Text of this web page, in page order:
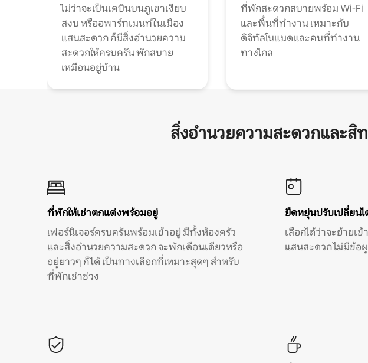
ไม่ว่าจะเป็นเคบินบนภูเขาเงียบ
สงบ หรืออพาร์ทเมนท์ในเมือง
แสนสะดวก ก็มีสิ่งอำนวยความ
สะดวกให้ครบครัน พักสบาย
เหมือนอยู่บ้าน
ที่พักสะดวกสบายพร้อม Wi-Fi
และพื้นที่ทำงาน เหมาะกับ
ดิจิทัลโนแมดและคนที่ทำงาน
ทางไกล
สิ่งอำนวยความสะดวกและสิ
ที่พักให้เช่าตกแต่งพร้อมอยู่
เฟอร์นิเจอร์ครบครันพร้อมเข้าอยู่ มีทั้งห้องครัว
และสิ่งอำนวยความสะดวก จะพักเดือนเดียวหรือ
อยู่ยาวๆ ก็ได้ เป็นทางเลือกที่เหมาะสุดๆ สำหรับ
ที่พักเช่าช่วง
ยืดหยุ่นปรับเปลี่ยนไ
เลือกได้ว่าจะย้ายเ
แสนสะดวก ไม่มีข้อ